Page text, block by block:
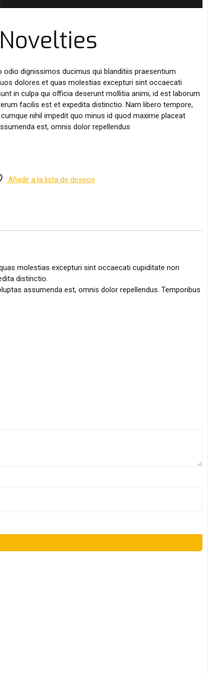
dignissimos ducimus qui blanditiis praesentium
dolores et quas molestias excepturi sint occaecati
in culpa qui officia deserunt mollitia animi, id est laborum
facilis est et expedita distinctio. Nam libero tempore,
nihil impedit quo minus id quod maxime placeat
est, omnis dolor repellendus
Añadir a la lista de deseos
molestias excepturi sint occaecati cupiditate non
distinctio.
assumenda est, omnis dolor repellendus. Temporibus